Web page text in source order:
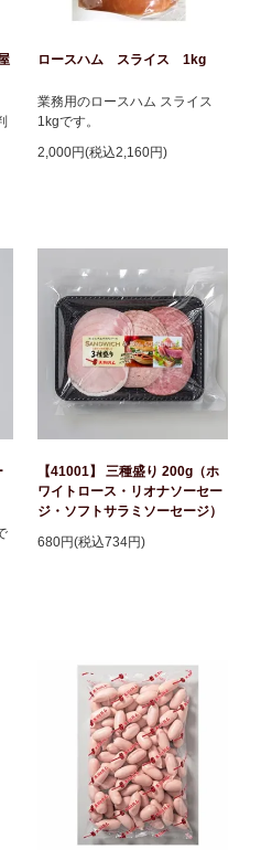
ロースハム スライス 1kg
業務用のロースハム スライス
1kgです。
2,000円(税込2,160円)
【41001】 三種盛り 200g（ホ
ワイトロース・リオナソーセー
ジ・ソフトサラミソーセージ）
680円(税込734円)